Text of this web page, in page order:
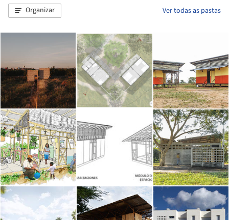
Organizar Ver todas as pastas